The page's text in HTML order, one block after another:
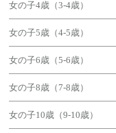
女の子4歳（3-4歳）
女の子5歳（4-5歳）
女の子6歳（5-6歳）
女の子8歳（7-8歳）
女の子10歳（9-10歳）